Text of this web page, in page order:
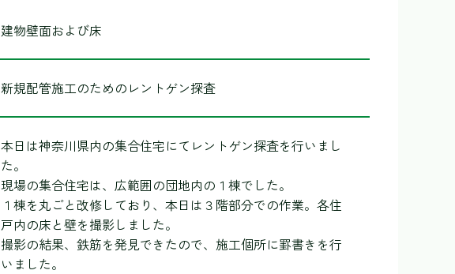
建物壁面および床
新規配管施工のためのレントゲン探査
本日は神奈川県内の集合住宅にてレントゲン探査を行いまし
た。
現場の集合住宅は、広範囲の団地内の１棟でした。
１棟を丸ごと改修しており、本日は３階部分での作業。各住
戸内の床と壁を撮影しました。
撮影の結果、鉄筋を発見できたので、施工個所に罫書きを行
いました。